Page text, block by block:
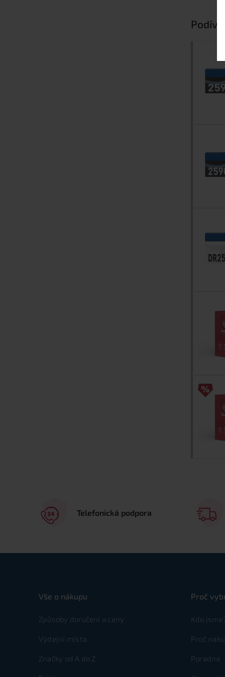
Telefonická podpora
Vše o nákupu
Způsoby doručení a ceny
Výdejní místa
Značky od A do Z
Proč
Kdo
Proč
Poradna